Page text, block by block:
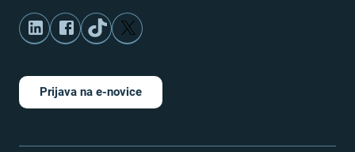
Prijava na e-novice